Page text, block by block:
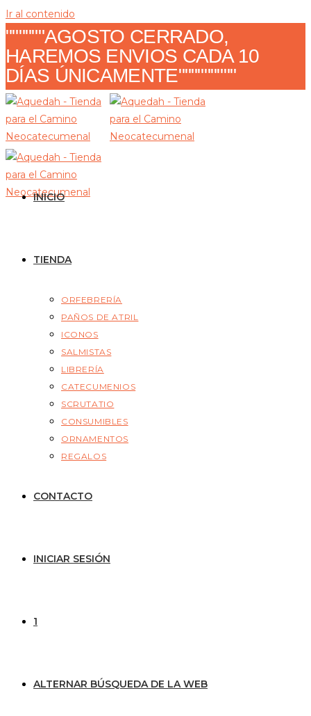
Ir al contenido
""""""AGOSTO CERRADO,
HAREMOS ENVIOS CADA 10
DÍAS ÚNICAMENTE"""""""""
INICIO
TIENDA
ORFEBRERÍA
PAÑOS DE ATRIL
ICONOS
SALMISTAS
LIBRERÍA
CATECUMENIOS
SCRUTATIO
CONSUMIBLES
ORNAMENTOS
REGALOS
CONTACTO
INICIAR SESIÓN
1
ALTERNAR BÚSQUEDA DE LA WEB